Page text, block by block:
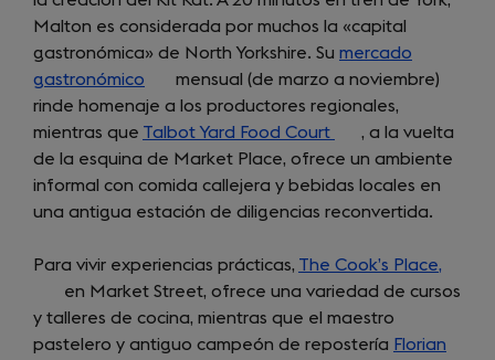
Malton es considerada por muchos la «capital
gastronómica» de North Yorkshire. Su mercado
gastronómico (opens
in
a
new
tab)
mensual (de marzo a noviembre)
rinde homenaje a los productores regionales,
mientras que Talbot Yard Food Court
(opens
in
a
new
, a la vuelta
de la esquina de Market Place, ofrece un ambiente
informal con comida callejera y bebidas locales en
una antigua estación de diligencias reconvertida.
Para vivir experiencias prácticas, The Cook’s Place,
in
new
en Market Street, ofrece una variedad de cursos
y talleres de cocina, mientras que el maestro
pastelero y antiguo campeón de repostería Florian